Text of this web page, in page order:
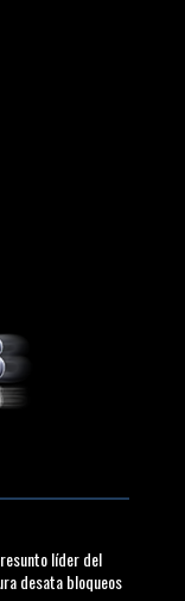
líder del
desata bloqueos